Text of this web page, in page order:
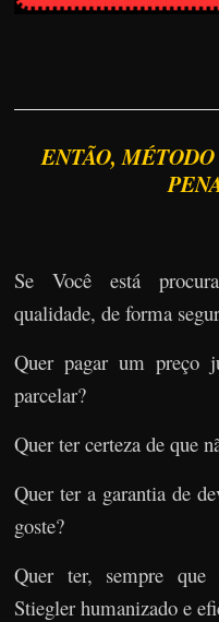
ENTÃO,
Se Você está
qualidade, de forma
Quer pagar um preço
parcelar?
Quer ter certeza de que
Quer ter a garantia de
goste?
Quer ter, sempre que
Stiegler humanizado e